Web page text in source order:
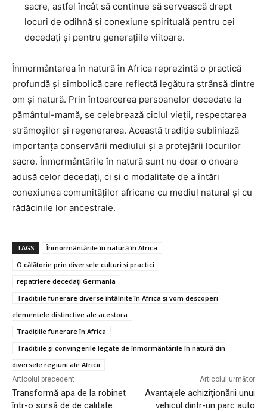
sacre, astfel încât să continue să servească drept
locuri de odihnă și conexiune spirituală pentru cei
decedați și pentru generațiile viitoare.
Înmormântarea în natură în Africa reprezintă o practică
profundă și simbolică care reflectă legătura strânsă dintre
om și natură. Prin întoarcerea persoanelor decedate la
pământul-mamă, se celebrează ciclul vieții, respectarea
strămoșilor și regenerarea. Această tradiție subliniază
importanța conservării mediului și a protejării locurilor
sacre. Înmormântările în natură sunt nu doar o onoare
adusă celor decedați, ci și o modalitate de a întări
conexiunea comunităților africane cu mediul natural și cu
rădăcinile lor ancestrale.
TAGS
Înmormântările în natură în Africa
O călătorie prin diversele culturi și practici
repatriere decedați Germania
Tradițiile funerare diverse întâlnite în Africa și vom descoperi
elementele distinctive ale acestora
Tradițiile funerare în Africa
Tradițiile și convingerile legate de înmormântările în natură din
diversele regiuni ale Africii
Articolul precedent
Transformă apa de la robinet
într-o sursă de de calitate:
Articolul următor
Avantajele achiziționării unui
vehicul dintr-un parc auto